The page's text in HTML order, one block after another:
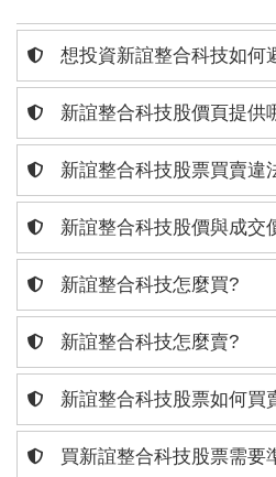
想投資新誼整合科技如何
新誼整合科技股價頁提供
新誼整合科技股票買賣違
新誼整合科技股價與成交
新誼整合科技怎麼買?
新誼整合科技怎麼賣?
新誼整合科技股票如何買
買新誼整合科技股票需要